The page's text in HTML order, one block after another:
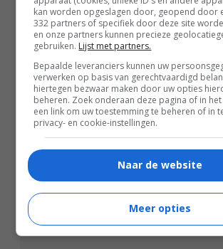
The Mongoose
2026
kan worden opgeslagen door, geopend door
332 partners of specifiek door deze site
en onze partners kunnen precieze
gebruiken. Lijst met partners.
Bepaalde leveranciers kunnen uw
verwerken op basis van gerechtvaardigd
hiertegen bezwaar maken door uw opties
beheren. Zoek onderaan deze pagina of in
een link om uw toestemming te beheren of in
privacy- en cookie-instellingen.
Naar de website
Meer opties